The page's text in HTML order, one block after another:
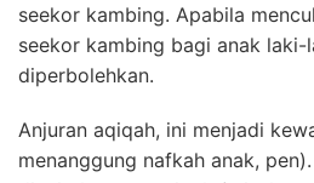
seekor kambing. Apabila
seekor kambing bagi anak laki-
diperbolehkan.
Anjuran aqiqah, ini menjadi
menanggung nafkah anak,